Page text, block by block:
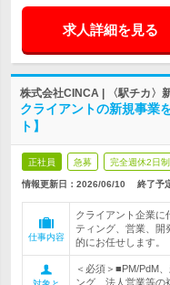
求人詳細を見る
株式会社CINCA | 〈駅チカ〉
クライアントの新規事業
ト】
正社員 急募 完全週休2日制
情報更新日：2026/06/10 終了予
仕事内容
クライアント企業に
ティング、営業、開
的にお任せします。
＜必須＞■PM/PdM
ング、法人営業等